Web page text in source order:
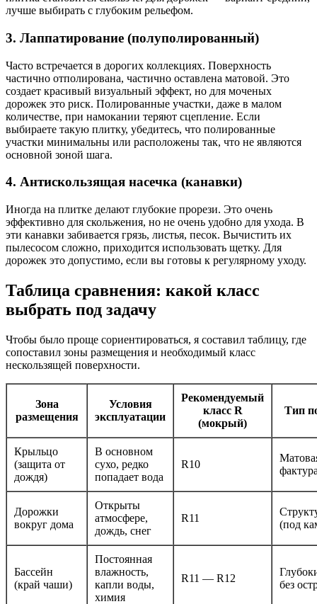
лучше выбирать с глубоким рельефом.
3. Лаппатирование (полуполированный)
Часто встречается в дорогих коллекциях. Поверхность
частично отполирована, частично оставлена матовой. Это
создает красивый визуальный эффект, но для моченых
дорожек это риск. Полированные участки, даже в малом
количестве, при намокании теряют сцепление. Если
выбираете такую плитку, убедитесь, что полированные
участки минимальны или расположены так, что не являются
основной зоной шага.
4. Антискользящая насечка (канавки)
Иногда на плитке делают глубокие прорези. Это очень
эффективно для скольжения, но не очень удобно для ухода. В
эти канавки забивается грязь, листья, песок. Вычистить их
пылесосом сложно, приходится использовать щетку. Для
дорожек это допустимо, если вы готовы к регулярному уходу.
Таблица сравнения: какой класс
выбрать под задачу
Чтобы было проще сориентироваться, я составил таблицу, где
сопоставил зоны размещения и необходимый класс
нескользящей поверхности.
Зона
размещения
Условия
эксплуатации
Рекомендуемый
класс R
(мокрый)
Тип
Крыльцо
(защита от
дождя)
В основном
сухо, редко
попадает вода
R10
Дорожки
вокруг дома
Открыты
атмосфере,
дождь, снег
R11
(под
Бассейн
(край чаши)
Постоянная
влажность,
капли воды,
химия
R11 — R12
без